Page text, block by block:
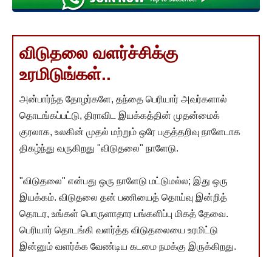
விடுதலை வளர்ச்சிக்கு
உரமிடுங்கள்..
அன்பார்ந்த தோழர்களே, தந்தை பெரியார் அவர்களால்
தொடங்கப்பட்டு, திராவிட இயக்கத்தின் முதன்மைக்
குரலாக, உலகின் முதல் மற்றும் ஒரே பகுத்தறிவு நாளேடாக
திகழ்ந்து வருகிறது "விடுதலை" நாளேடு.
"விடுதலை" என்பது ஒரு நாளேடு மட்டுமல்ல; இது ஒரு
இயக்கம். விடுதலை தன் பணியைத் தொய்வு இன்றித்
தொடர, உங்கள் பொருளாதார பங்களிப்பு மிகத் தேவை.
பெரியார் தொடங்கி வளர்த்த விடுதலையை உரமிட்டு
இன்னும் வளர்க்க வேண்டிய கடமை நமக்கு இருக்கிறது.